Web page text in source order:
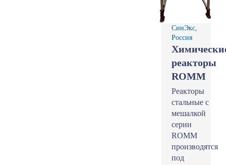
СинЭкс,
Россия
реакторы
ROMM
Реакторы
стальные с
мешалкой
серии
ROMM
производятся
под